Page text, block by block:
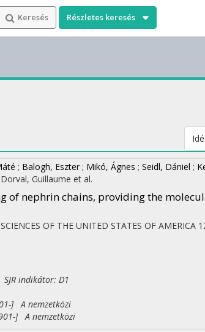
Keresés Részletes keresés
; Balogh, Eszter ; Mikó, Ágnes ; Seidl, Dániel ;
Dorval, Guillaume et al.
of nephrin chains, providing the
OF THE UNITED STATES OF AMERICA
indikátor: D1
] A nemzetközi
] A nemzetközi